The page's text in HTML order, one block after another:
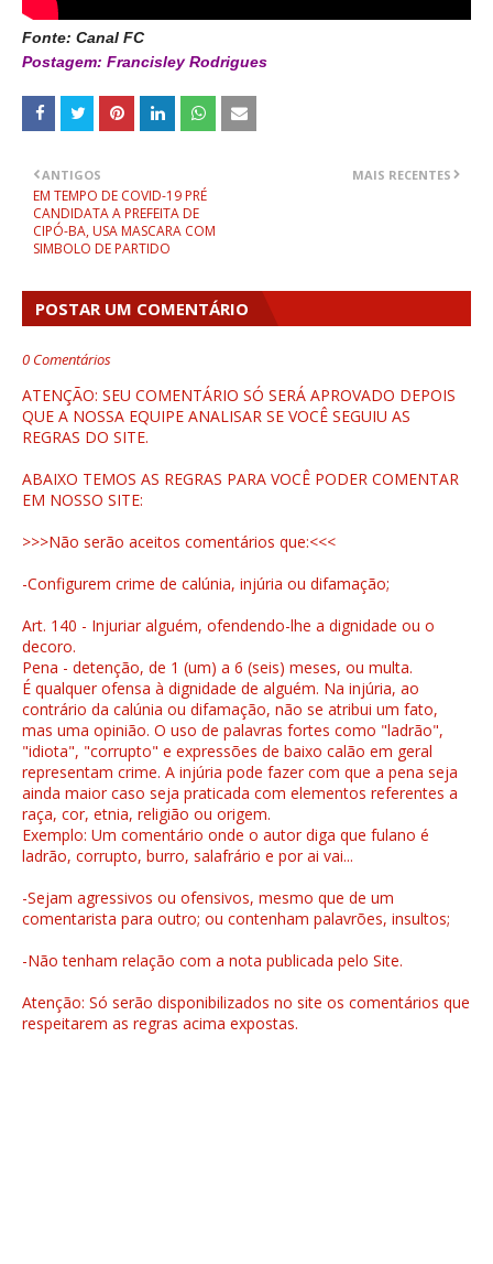
Fonte: Canal FC
Postagem: Francisley Rodrigues
MAIS RECENTES
ANTIGOS
EM TEMPO DE COVID-19 PRÉ
CANDIDATA A PREFEITA DE
CIPÓ-BA, USA MASCARA COM
SIMBOLO DE PARTIDO
POSTAR UM COMENTÁRIO
0 Comentários
ATENÇÃO: SEU COMENTÁRIO SÓ SERÁ APROVADO DEPOIS
QUE A NOSSA EQUIPE ANALISAR SE VOCÊ SEGUIU AS
REGRAS DO SITE.
ABAIXO TEMOS AS REGRAS PARA VOCÊ PODER COMENTAR
EM NOSSO SITE:
>>>Não serão aceitos comentários que:<<<
-Configurem crime de calúnia, injúria ou difamação;
Art. 140 - Injuriar alguém, ofendendo-lhe a dignidade ou o
decoro.
Pena - detenção, de 1 (um) a 6 (seis) meses, ou multa.
É qualquer ofensa à dignidade de alguém. Na injúria, ao
contrário da calúnia ou difamação, não se atribui um fato,
mas uma opinião. O uso de palavras fortes como "ladrão",
"idiota", "corrupto" e expressões de baixo calão em geral
representam crime. A injúria pode fazer com que a pena seja
ainda maior caso seja praticada com elementos referentes a
raça, cor, etnia, religião ou origem.
Exemplo: Um comentário onde o autor diga que fulano é
ladrão, corrupto, burro, salafrário e por ai vai...
-Sejam agressivos ou ofensivos, mesmo que de um
comentarista para outro; ou contenham palavrões, insultos;
-Não tenham relação com a nota publicada pelo Site.
Atenção: Só serão disponibilizados no site os comentários que
respeitarem as regras acima expostas.